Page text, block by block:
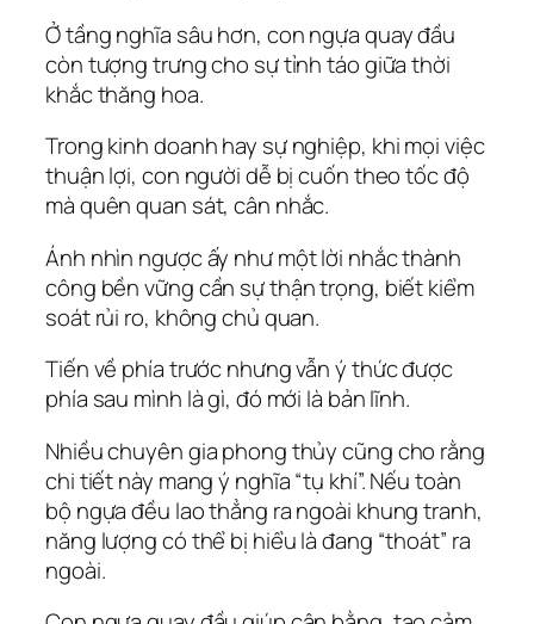
Ở tầng nghĩa sâu hơn, con ngựa quay đầu
còn tượng trưng cho sự tỉnh táo giữa thời
khắc thăng hoa.
Trong kinh doanh hay sự nghiệp, khi mọi việc
thuận lợi, con người dễ bị cuốn theo tốc độ
mà quên quan sát, cân nhắc.
Ánh nhìn ngược ấy như một lời nhắc thành
công bền vững cần sự thận trọng, biết kiểm
soát rủi ro, không chủ quan.
Tiến về phía trước nhưng vẫn ý thức được
phía sau mình là gì, đó mới là bản lĩnh.
Nhiều chuyên gia phong thủy cũng cho rằng
chi tiết này mang ý nghĩa “tụ khí”. Nếu toàn
bộ ngựa đều lao thẳng ra ngoài khung tranh,
năng lượng có thể bị hiểu là đang “thoát” ra
ngoài.